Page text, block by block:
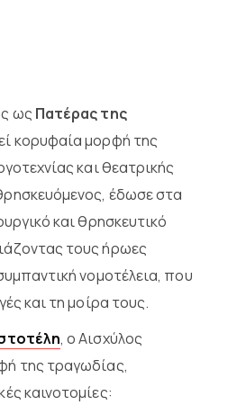
ως Πατέρας της
κορυφαία μορφή της
και θεατρικής
έδωσε στα
και θρησκευτικό
τους ήρωες
νομοτέλεια, που
και τη μοίρα τους.
, ο Αισχύλος
της τραγωδίας,
καινοτομίες: